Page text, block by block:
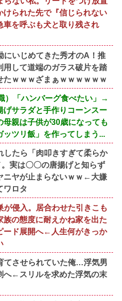
けられた先で『信じられない
を呼ぶも犬と取り残され
にいじめてきた秀才のA！推
用して道端のガラス破片を踏
たｗｗｗざまぁｗｗｗｗｗｗ
）「ハンバーグ食べたい」→
げサラダと手作りコーンスー
親は子供が30歳になっても
ッツリ飯」を作ってしまう...
したら「肉叩きすぎて柔らか
実は〇〇の唐揚げと知らず
ニヤが止まらないｗｗ←大嫌
ワロタ
が侵入。居合わせた引きこも
の態度に耐えかね家を出た
ード展開へ←人生何がきっか
てさせられていた俺…浮気男
へ←スリルを求めた浮気の末